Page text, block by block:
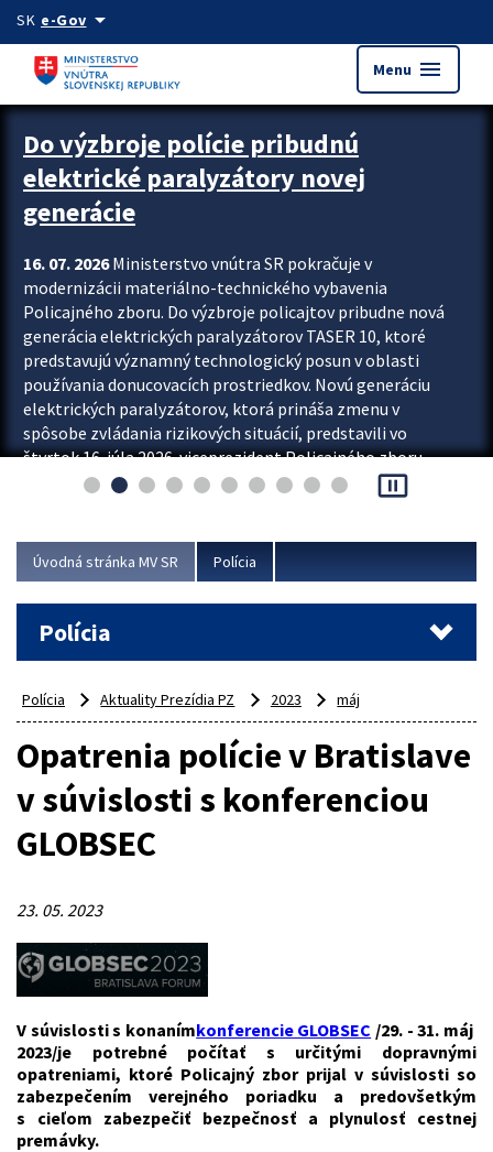
Preskocit na hlavný obsah
SK e-Govarrow_drop_down
Menu menu
Zastavit automatický posun upútavok
Do výzbroje polície pribudnú
elektrické paralyzátory novej
generácie
16. 07. 2026Ministerstvo vnútra SR pokračuje v
modernizácii materiálno-technického vybavenia
Policajného zboru. Do výzbroje policajtov pribudne nová
generácia elektrických paralyzátorov TASER 10, ktoré
predstavujú významný technologický posun v oblasti
používania donucovacích prostriedkov. Novú generáciu
elektrických paralyzátorov, ktorá prináša zmenu v
spôsobe zvládania rizikových situácií, predstavili vo
štvrtok 16. júla 2026 viceprezident Policajného zboru
Rastislav Polakovič a riaditeľ odboru výcviku...
pause_presentation
Úvodná stránka MV SR Polícia
Polícia
Polícia Aktuality Prezídia PZ 2023 máj
Opatrenia polície v Bratislave
v súvislosti s konferenciou
GLOBSEC
23. 05. 2023
V súvislosti s konanímkonferencie GLOBSEC /29. - 31. máj
2023/je potrebné počítať s určitými dopravnými
opatreniami, ktoré Policajný zbor prijal v súvislosti so
zabezpečením verejného poriadku a predovšetkým
s cieľom zabezpečiť bezpečnosť a plynulosť cestnej
premávky.